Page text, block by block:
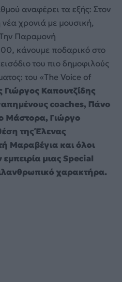
αναφέρει τα εξής: Στον
χρονιά με μουσική,
Παραμονή
κάνουμε ποδαρικό στο
του πιο δημοφιλούς
του «The Voice of
Γιώργος Καπουτζίδης
coaches, Πάνο
Μάστορα, Γιώργο
της Έλενας
Μαραβέγια και όλοι
μιας Special
χαρακτήρα.